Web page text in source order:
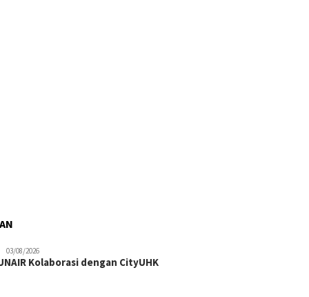
03/08/2026
Kolaborasi dengan CityUHK